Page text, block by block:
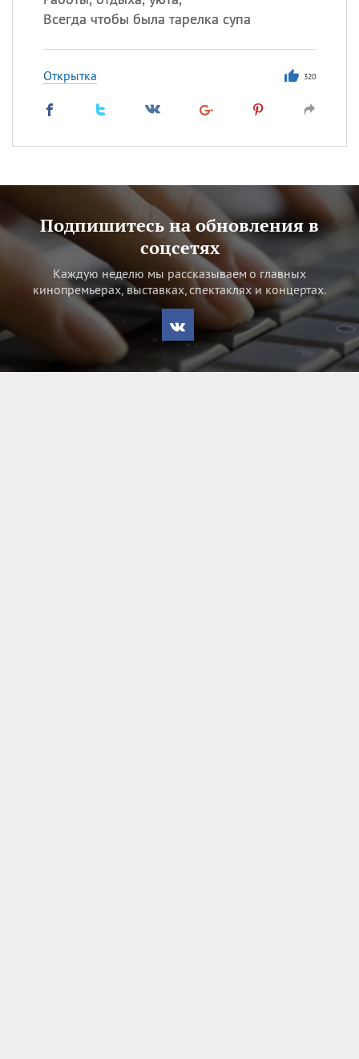
Всегда чтобы была тарелка супа
Открытка 320
Подпишитесь на обновления в
соцсетях
Каждую неделю мы рассказываем о главных
кинопремьерах, выставках, спектаклях и концертах.